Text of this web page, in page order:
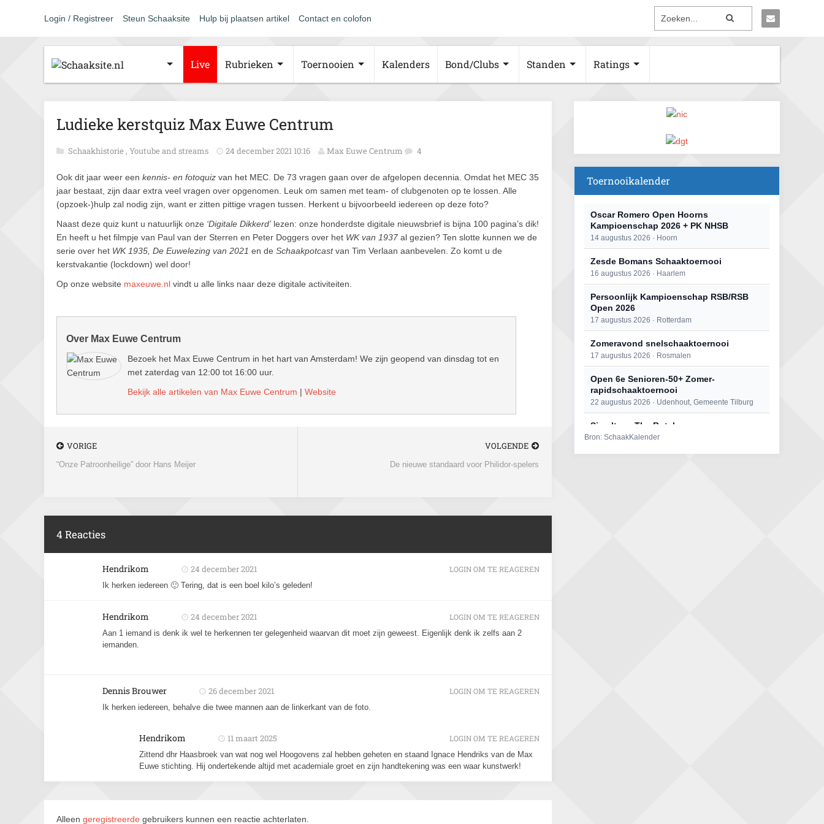
Login / Registreer Steun Schaaksite Hulp bij plaatsen artikel Contact en colofon
Live Rubrieken Toernooien Kalenders Bond/Clubs Standen Ratings
Ludieke kerstquiz Max Euwe Centrum
Schaakhistorie , Youtube and streams 24 december 2021 10:16 Max Euwe Centrum 4
Ook dit jaar weer een kennis- en fotoquiz van het MEC. De 73 vragen gaan over de afgelopen decennia. Omdat het MEC 35
jaar bestaat, zijn daar extra veel vragen over opgenomen. Leuk om samen met team- of clubgenoten op te lossen. Alle
(opzoek-)hulp zal nodig zijn, want er zitten pittige vragen tussen. Herkent u bijvoorbeeld iedereen op deze foto?
Naast deze quiz kunt u natuurlijk onze ‘Digitale Dikkerd’lezen: onze honderdste digitale nieuwsbrief is bijna 100 pagina’s dik!
En heeft u het filmpje van Paul van der Sterren en Peter Doggers over het WK van 1937 al gezien? Ten slotte kunnen we de
serie over het WK 1935, De Euwelezing van 2021 en de Schaakpotcastvan Tim Verlaan aanbevelen. Zo komt u de
kerstvakantie (lockdown) wel door!
Op onze website maxeuwe.nl vindt u alle links naar deze digitale activiteiten.
Over Max Euwe Centrum
Bezoek het Max Euwe Centrum in het hart van Amsterdam! We zijn geopend van dinsdag tot en
met zaterdag van 12:00 tot 16:00 uur.
Bekijk alle artikelen van Max Euwe Centrum | Website
VORIGE
“Onze Patroonheilige” door Hans Meijer
VOLGENDE
De nieuwe standaard voor Philidor-spelers
4 Reacties
Hendrikom 24 december 2021
Ik herken iedereen 🙂 Tering, dat is een boel kilo’s geleden!
LOGIN OM TE REAGEREN
Hendrikom 24 december 2021
Aan 1 iemand is denk ik wel te herkennen ter gelegenheid waarvan dit moet zijn geweest. Eigenlijk denk ik zelfs aan 2
iemanden.
LOGIN OM TE REAGEREN
Dennis Brouwer 26 december 2021
Ik herken iedereen, behalve die twee mannen aan de linkerkant van de foto.
LOGIN OM TE REAGEREN
Hendrikom 11 maart 2025
Zittend dhr Haasbroek van wat nog wel Hoogovens zal hebben geheten en staand Ignace Hendriks van de Max
Euwe stichting. Hij ondertekende altijd met academiale groet en zijn handtekening was een waar kunstwerk!
LOGIN OM TE REAGEREN
Alleen geregistreerde gebruikers kunnen een reactie achterlaten.
Toernooikalender
Oscar Romero Open Hoorns
Kampioenschap 2026 + PK NHSB
14 augustus 2026 · Hoorn
Zesde Bomans Schaaktoernooi
16 augustus 2026 · Haarlem
Persoonlijk Kampioenschap RSB/RSB
Open 2026
17 augustus 2026 · Rotterdam
Zomeravond snelschaaktoernooi
17 augustus 2026 · Rosmalen
Open 6e Senioren-50+ Zomer-
rapidschaaktoernooi
22 augustus 2026 · Udenhout, Gemeente Tilburg
Simultaan The Butcher
22 augustus 2026 · Utrecht
Bron: SchaakKalender